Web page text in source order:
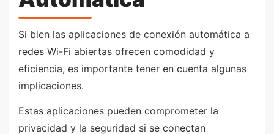
Si bien las aplicaciones de conexión automática a
redes Wi-Fi abiertas ofrecen comodidad y
eficiencia, es importante tener en cuenta algunas
implicaciones.
Estas aplicaciones pueden comprometer la
privacidad y la seguridad si se conectan